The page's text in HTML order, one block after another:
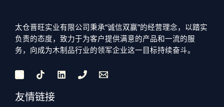
太仓晋旺实业有限公司秉承“诚信双赢”的经营理念，以踏实
负责的态度，致力于为客户提供满意的产品和一流的服
务，向成为木制品行业的领军企业这一目标持续奋斗。
友情链接